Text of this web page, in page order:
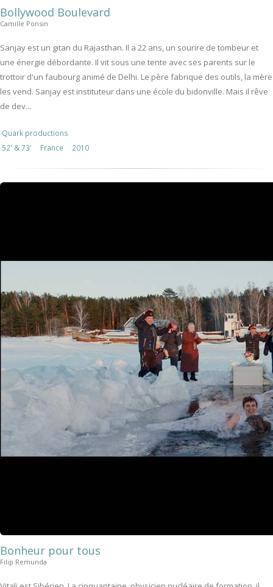
Bollywood Boulevard
Camille Ponsin
Sanjay est un gitan du Rajasthan. Il a 22 ans, un sourire de tombeur et
une énergie débordante. Il vit sous une tente avec ses parents sur le
trottoir d'un faubourg animé de Delhi. Le père fabrique des outils, la mère
les vend. Sanjay est instituteur dans une école du bidonville. Mais il rêve
de dev...
Quark productions
52' & 73'
France 2010
Bonheur pour tous
Filip Remunda